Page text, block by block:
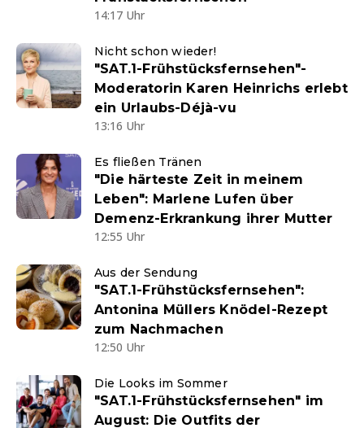
14:17 Uhr
Nicht schon wieder!
"SAT.1-Frühstücksfernsehen"-
Moderatorin Karen Heinrichs erlebt
ein Urlaubs-Déjà-vu
13:16 Uhr
Es fließen Tränen
"Die härteste Zeit in meinem
Leben": Marlene Lufen über
Demenz-Erkrankung ihrer Mutter
12:55 Uhr
Aus der Sendung
"SAT.1-Frühstücksfernsehen":
Antonina Müllers Knödel-Rezept
zum Nachmachen
12:50 Uhr
Die Looks im Sommer
"SAT.1-Frühstücksfernsehen" im
August: Die Outfits der